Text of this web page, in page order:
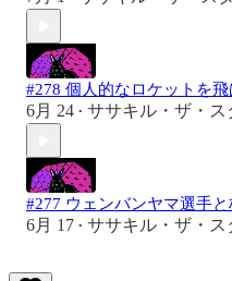
#278 個人的なロケットを飛
6月 24 • ササキル・ザ・ス
#277 ウェンバンヤマ選手
6月 17 • ササキル・ザ・ス